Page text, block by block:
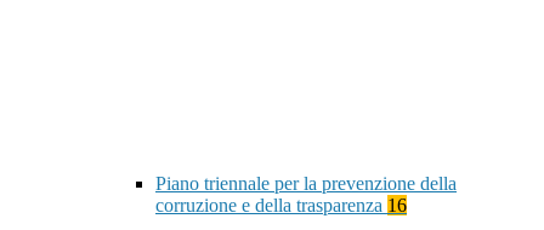
Piano triennale per la prevenzione della
corruzione e della trasparenza 16